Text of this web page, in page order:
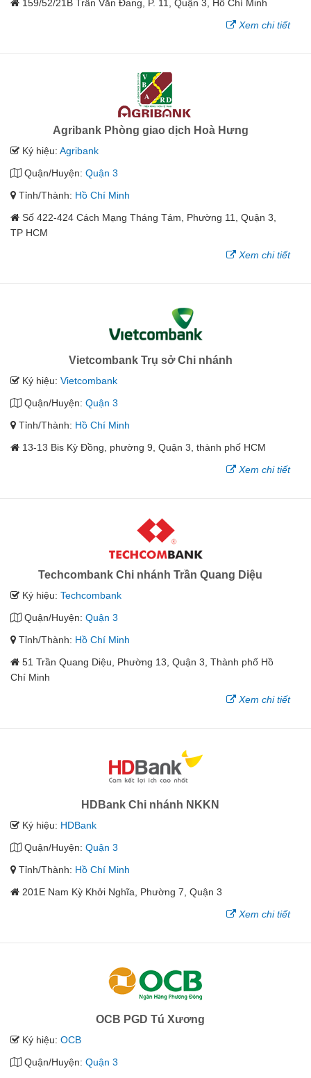
159/52/21B Trần Văn Đang, P. 11, Quận 3, Hồ Chí Minh
Xem chi tiết
Agribank Phòng giao dịch Hoà Hưng
Ký hiệu: Agribank
Quận/Huyện: Quận 3
Tỉnh/Thành: Hồ Chí Minh
Số 422-424 Cách Mạng Tháng Tám, Phường 11, Quận 3,
TP HCM
Xem chi tiết
Vietcombank Trụ sở Chi nhánh
Ký hiệu: Vietcombank
Quận/Huyện: Quận 3
Tỉnh/Thành: Hồ Chí Minh
13-13 Bis Kỳ Đồng, phường 9, Quận 3, thành phố HCM
Xem chi tiết
Techcombank Chi nhánh Trần Quang Diệu
Ký hiệu: Techcombank
Quận/Huyện: Quận 3
Tỉnh/Thành: Hồ Chí Minh
51 Trần Quang Diệu, Phường 13, Quận 3, Thành phố Hồ
Chí Minh
Xem chi tiết
HDBank Chi nhánh NKKN
Ký hiệu: HDBank
Quận/Huyện: Quận 3
Tỉnh/Thành: Hồ Chí Minh
201E Nam Kỳ Khởi Nghĩa, Phường 7, Quận 3
Xem chi tiết
OCB PGD Tú Xương
Ký hiệu: OCB
Quận/Huyện: Quận 3